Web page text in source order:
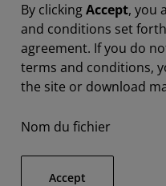
By clickingAccept, you
and conditions set
agreement. If you do
terms and conditions,
the site or download
Nom du fichier
Accept